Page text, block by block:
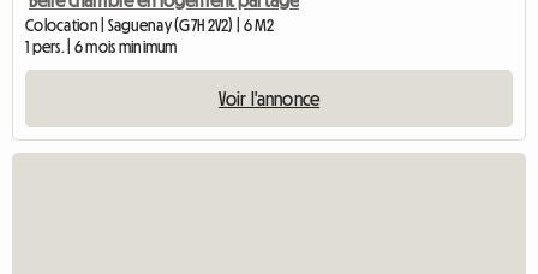
Colocation | Saguenay (G7H 2V2) | 6 M2
1 pers. | 6 mois minimum
Voir l'annonce